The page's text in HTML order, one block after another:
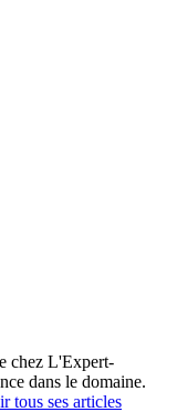
chez L'Expert-
dans le domaine.
tous ses articles